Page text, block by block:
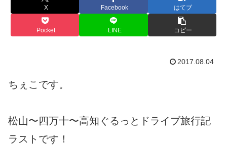
X Facebook はてブ
Pocket LINE コピー
2017.08.04
ちぇこです。
松山〜四万十〜高知ぐるっとドライブ旅行記
ラストです！